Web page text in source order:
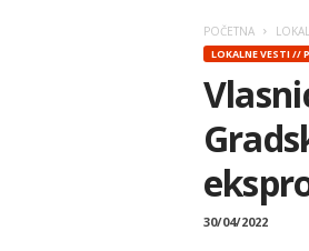
POČETNA
LOKALNE VESTI //
30/04/2022